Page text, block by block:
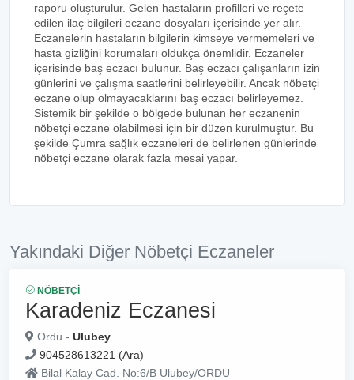
raporu oluşturulur. Gelen hastaların profilleri ve reçete
edilen ilaç bilgileri eczane dosyaları içerisinde yer alır.
Eczanelerin hastaların bilgilerin kimseye vermemeleri ve
hasta gizliğini korumaları oldukça önemlidir. Eczaneler
içerisinde baş eczacı bulunur. Baş eczacı çalışanların izin
günlerini ve çalışma saatlerini belirleyebilir. Ancak nöbetçi
eczane olup olmayacaklarını baş eczacı belirleyemez.
Sistemik bir şekilde o bölgede bulunan her eczanenin
nöbetçi eczane olabilmesi için bir düzen kurulmuştur. Bu
şekilde Çumra sağlık eczaneleri de belirlenen günlerinde
nöbetçi eczane olarak fazla mesai yapar.
Yakındaki Diğer Nöbetçi Eczaneler
NÖBETÇI
Karadeniz Eczanesi
Ordu - Ulubey
904528613221 (Ara)
Bilal Kalay Cad. No:6/B Ulubey/ORDU